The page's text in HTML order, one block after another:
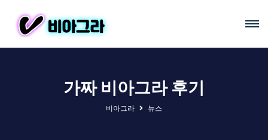
가짜 비아그라 후기
비아그라 뉴스